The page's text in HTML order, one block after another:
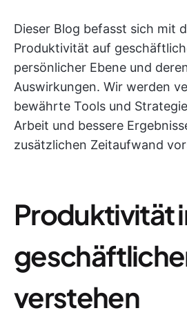
Dieser Blog befasst sich mit
Produktivität auf
persönlicher Ebene und
Auswirkungen. Wir werden
bewährte Tools und
Arbeit und bessere
zusätzlichen Zeitaufwand
Produktivität
verstehen